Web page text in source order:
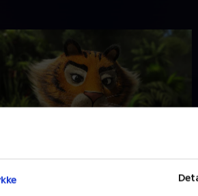
Maurits lever i junglen. Han
en helt - ligesom de andre dyr - og